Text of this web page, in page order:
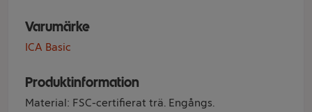
Varumärke
ICA Basic
Produktinformation
Material: FSC-certifierat trä. Engångs.